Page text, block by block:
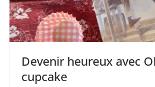
Devenir heureux avec
cupcake